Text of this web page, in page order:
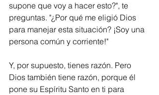
supone que voy a hacer esto?", te
preguntas. "¿Por qué me eligió Dios
para manejar esta situación? ¡Soy una
persona común y corriente!"
Y, por supuesto, tienes razón. Pero
Dios también tiene razón, porque él
pone su Espíritu Santo en ti para